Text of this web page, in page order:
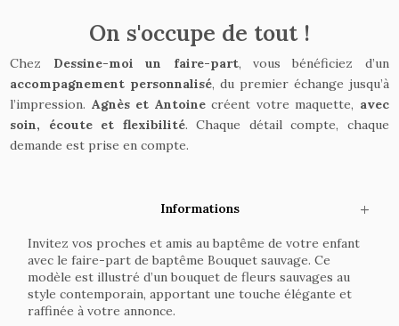
On s'occupe de tout !
Chez Dessine-moi un faire-part, vous bénéficiez d’un
accompagnement personnalisé, du premier échange jusqu’à
l’impression. Agnès et Antoinecréent votre maquette, avec
soin, écoute et flexibilité. Chaque détail compte, chaque
demande est prise en compte.
Informations
Invitez vos proches et amis au baptême de votre enfant
avec le faire-part de baptême Bouquet sauvage. Ce
modèle est illustré d’un bouquet de fleurs sauvages au
style contemporain, apportant une touche élégante et
raffinée à votre annonce.